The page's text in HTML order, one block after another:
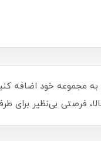
فرصتی بی‌نظیر برای